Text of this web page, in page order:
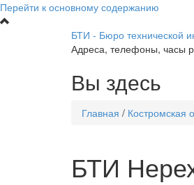
Перейти к основному содержанию
БТИ - Бюро технической
Адреса, телефоны, часы
Вы здесь
Главная / Костромская
БТИ